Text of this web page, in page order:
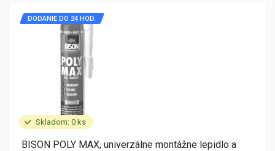
Skladom: 0 ks
DODANIE DO 24 HOD.
BISON POLY MAX, univerzálne montážne lepidlo a